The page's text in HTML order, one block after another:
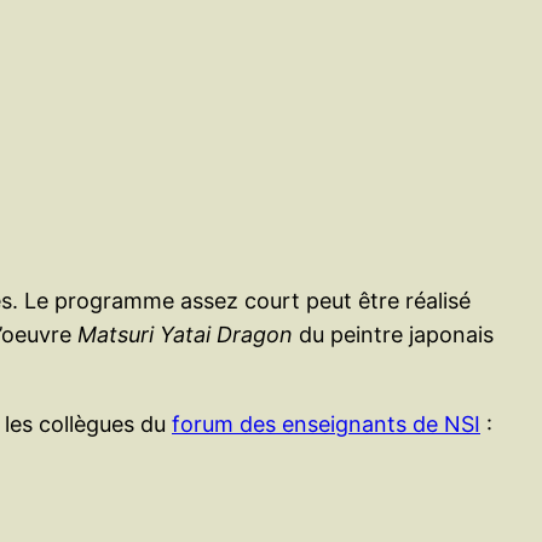
Le programme assez court peut être réalisé
Matsuri Yatai Dragon du peintre japonais
collègues du forum des enseignants de NSI :